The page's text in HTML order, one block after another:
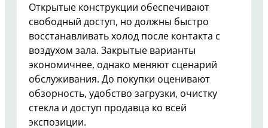
Открытые конструкции обеспечивают
свободный доступ, но должны быстро
восстанавливать холод после контакта с
воздухом зала. Закрытые варианты
экономичнее, однако меняют сценарий
обслуживания. До покупки оценивают
обзорность, удобство загрузки, очистку
стекла и доступ продавца ко всей
экспозиции.